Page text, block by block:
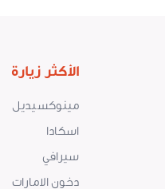
الأكثر زيارة
مينوكسيديل
اسكادا
سيرافي
دخون الامارات